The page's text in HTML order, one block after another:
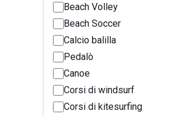
Beach Volley
Beach Soccer
Calcio balilla
Pedalò
Canoe
Corsi di windsurf
Corsi di kitesurfing